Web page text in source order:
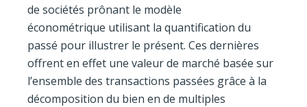
de sociétés prônant le modèle
économétrique utilisant la quantification du
passé pour illustrer le présent. Ces dernières
offrent en effet une valeur de marché basée sur
l’ensemble des transactions passées grâce à la
décomposition du bien en de multiples